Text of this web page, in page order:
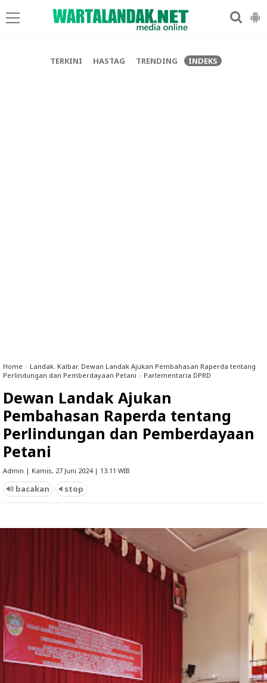
TERKINI HASTAG TRENDING INDEKS
Home » Landak. Kalbar. Dewan Landak Ajukan Pembahasan Raperda tentang
Perlindungan dan Pemberdayaan Petani » Parlementaria DPRD
Dewan Landak Ajukan
Pembahasan Raperda tentang
Perlindungan dan Pemberdayaan
Petani
Admin | Kamis, 27 Juni 2024 | 13.11 WIB
bacakan stop